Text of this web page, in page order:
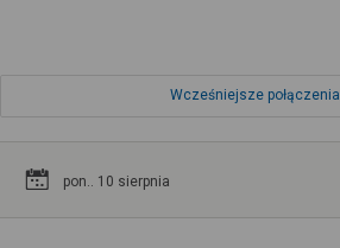
Wcześniejsze połączenia
pon.. 10 sierpnia